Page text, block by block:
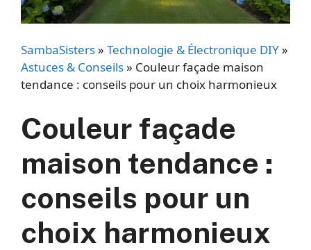
SambaSisters» Technologie & Électronique DIY»
Astuces & Conseils» Couleur façade maison
tendance : conseils pour un choix harmonieux
Couleur façade
maison tendance :
conseils pour un
choix harmonieux